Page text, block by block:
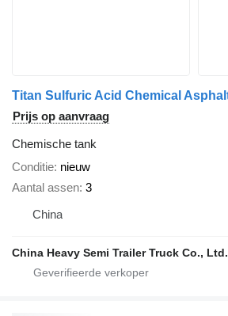
Prijs op aanvraag
Chemische tank
Conditie nieuw
Aantal assen 3
China
China Heavy Semi Trailer Truck Co., Ltd.